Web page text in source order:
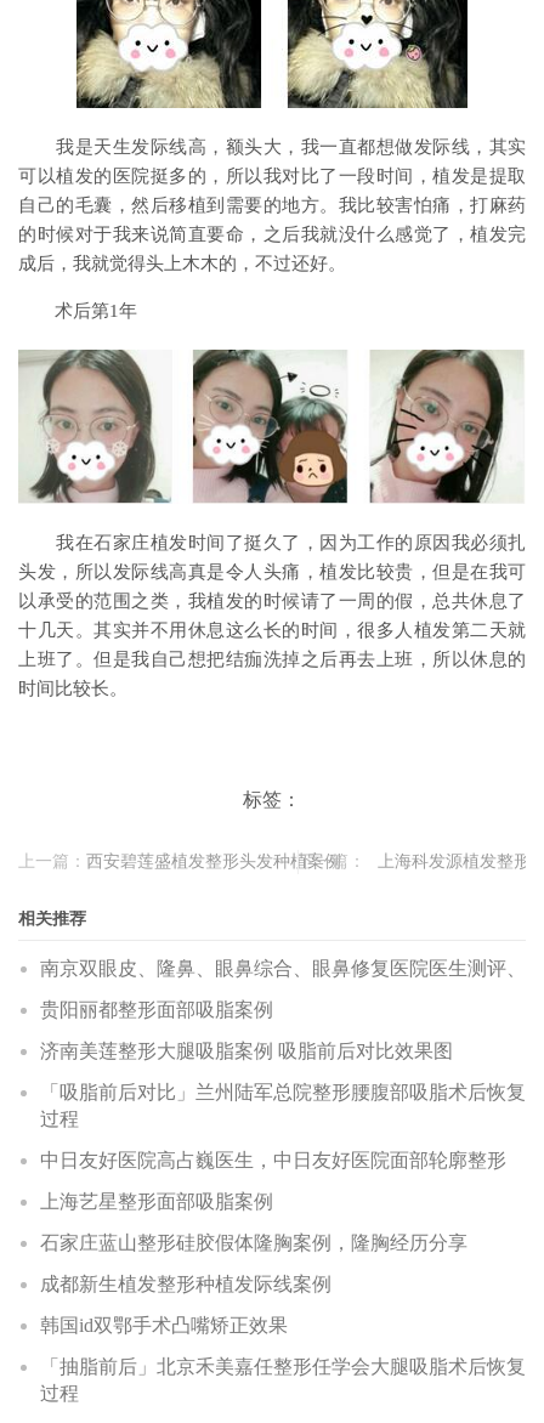
我是天生发际线高，额头大，我一直都想做发际线，其实
可以植发的医院挺多的，所以我对比了一段时间，植发是提取
自己的毛囊，然后移植到需要的地方。我比较害怕痛，打麻药
的时候对于我来说简直要命，之后我就没什么感觉了，植发完
成后，我就觉得头上木木的，不过还好。
术后第1年
我在石家庄植发时间了挺久了，因为工作的原因我必须扎
头发，所以发际线高真是令人头痛，植发比较贵，但是在我可
以承受的范围之类，我植发的时候请了一周的假，总共休息了
十几天。其实并不用休息这么长的时间，很多人植发第二天就
上班了。但是我自己想把结痂洗掉之后再去上班，所以休息的
时间比较长。
标签：
上一篇： 西安碧莲盛植发整形头发种植案例
下一篇： 上海科发源植发整形
相关推荐
南京双眼皮、隆鼻、眼鼻综合、眼鼻修复医院医生测评、
贵阳丽都整形面部吸脂案例
济南美莲整形大腿吸脂案例 吸脂前后对比效果图
「吸脂前后对比」兰州陆军总院整形腰腹部吸脂术后恢复
过程
中日友好医院高占巍医生，中日友好医院面部轮廓整形
上海艺星整形面部吸脂案例
石家庄蓝山整形硅胶假体隆胸案例，隆胸经历分享
成都新生植发整形种植发际线案例
韩国id双鄂手术凸嘴矫正效果
「抽脂前后」北京禾美嘉任整形任学会大腿吸脂术后恢复
过程